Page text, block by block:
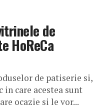
de
HoReCa
de patiserie si,
in care acestea sunt
ocazie si le vor...